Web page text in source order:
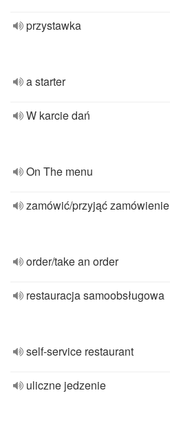
przystawka
a starter
W karcie dań
On The menu
zamówić/przyjąć zamówienie
order/take an order
restauracja samoobsługowa
self-service restaurant
uliczne jedzenie